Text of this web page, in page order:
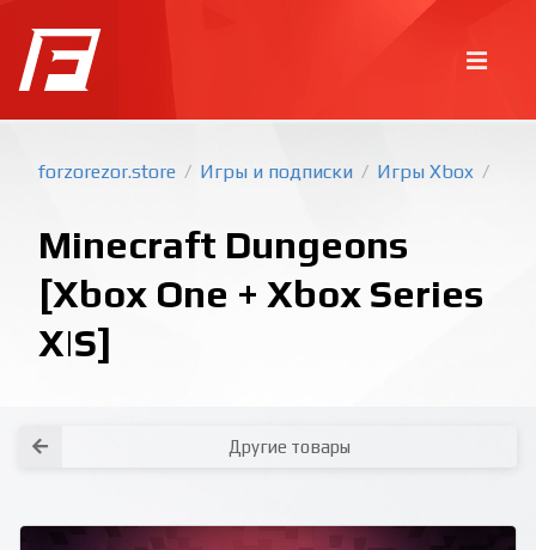
forzorezor.store / Игры и подписки / Игры Xbox /
Minecraft Dungeons
[Xbox One + Xbox Series
X|S]
Другие товары